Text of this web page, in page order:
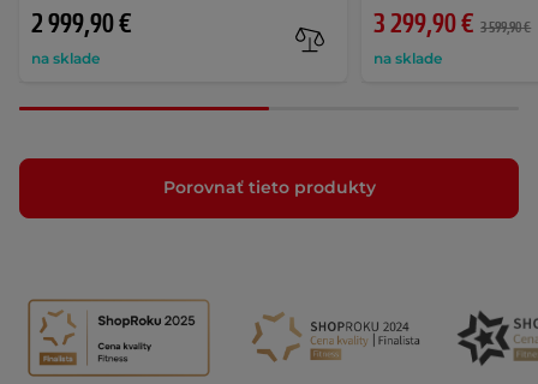
2 999,90 €
na sklade
3 299,90 € 3 599,90 €
na sklade
Porovnať tieto produkty